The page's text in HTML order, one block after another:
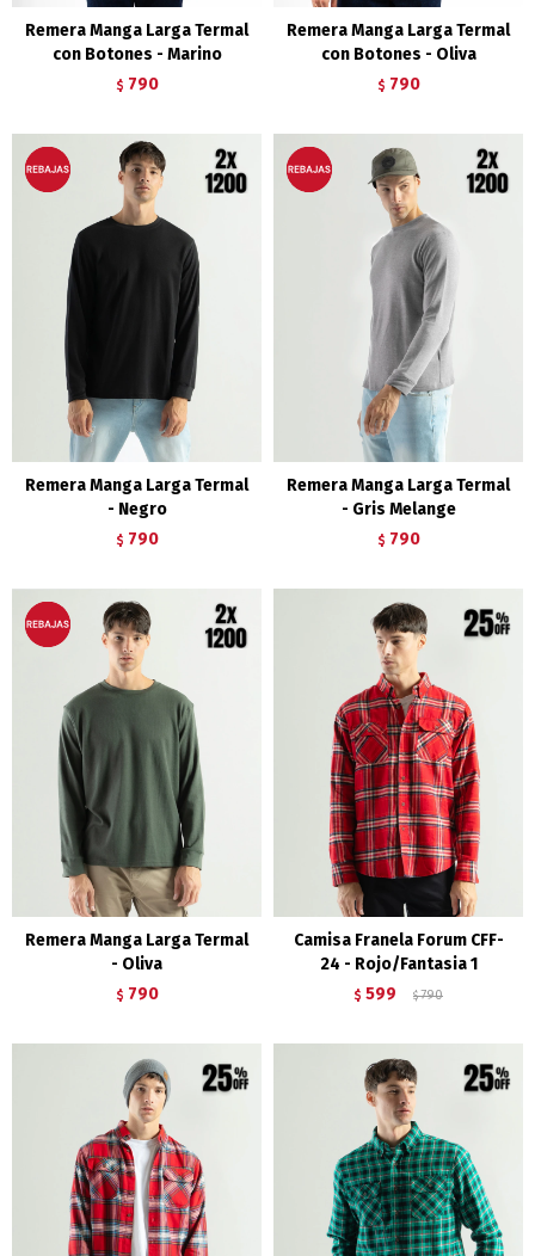
Remera Manga Larga Termal
con Botones - Marino
$ 790
Remera Manga Larga Termal
con Botones - Oliva
$ 790
Remera Manga Larga Termal
- Negro
$ 790
Remera Manga Larga Termal
- Gris Melange
$ 790
Remera Manga Larga Termal
- Oliva
$ 790
Camisa Franela Forum CFF-
24 - Rojo/Fantasia 1
$ 599 $ 790